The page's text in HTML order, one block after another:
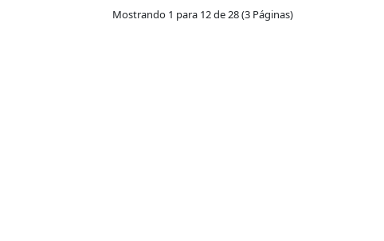
Mostrando 1 para 12 de 28 (3 Páginas)